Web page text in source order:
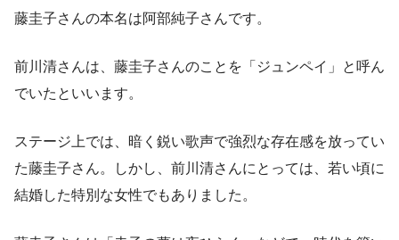
藤圭子さんの本名は阿部純子さんです。
前川清さんは、藤圭子さんのことを「ジュンペイ」と呼ん
でいたといいます。
ステージ上では、暗く鋭い歌声で強烈な存在感を放ってい
た藤圭子さん。しかし、前川清さんにとっては、若い頃に
結婚した特別な女性でもありました。